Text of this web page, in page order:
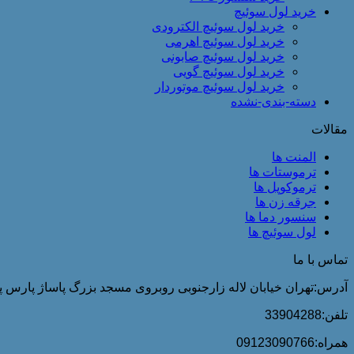
خرید لول سوئیچ
خرید لول سوئیچ الکترودی
خرید لول سوئیچ اهرمی
خرید لول سوئیچ صابونی
خرید لول سوئیچ گویی
خرید لول سوئیچ موتوردار
دسته-بندی-نشده
مقالات
المنت ها
ترموستات ها
ترموکوپل ها
جرقه زن ها
سنسور دما ها
لول سوئیچ ها
تماس با ما
آدرس:تهران خیابان لاله زارجنوبی روبروی مسجد بزرگ پاساژ پارس
تلفن:33904288
همراه:09123090766